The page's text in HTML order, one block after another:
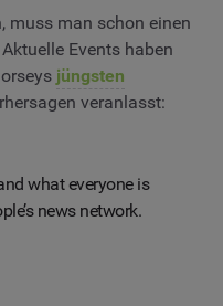
muss man schon einen
Events haben
jüngsten
veranlasst:
what everyone is
news network.